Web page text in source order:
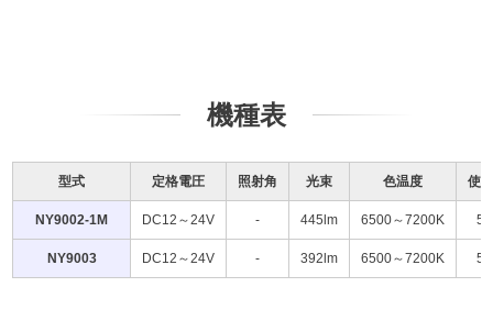
機種表
型式 定格電圧 照射角 光束 色温度 使
NY9002-1M DC12～24V - 445lm 6500～7200K
NY9003 DC12～24V - 392lm 6500～7200K